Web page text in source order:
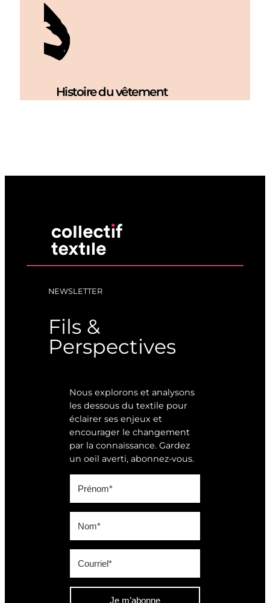
Histoire du vêtement
NEWSLETTER
Fils &
Perspectives
Nous explorons et analysons
les dessous du textile pour
éclairer ses enjeux et
encourager le changement
par la connaissance. Gardez
un oeil averti, abonnez-vous.
Je m’abonne